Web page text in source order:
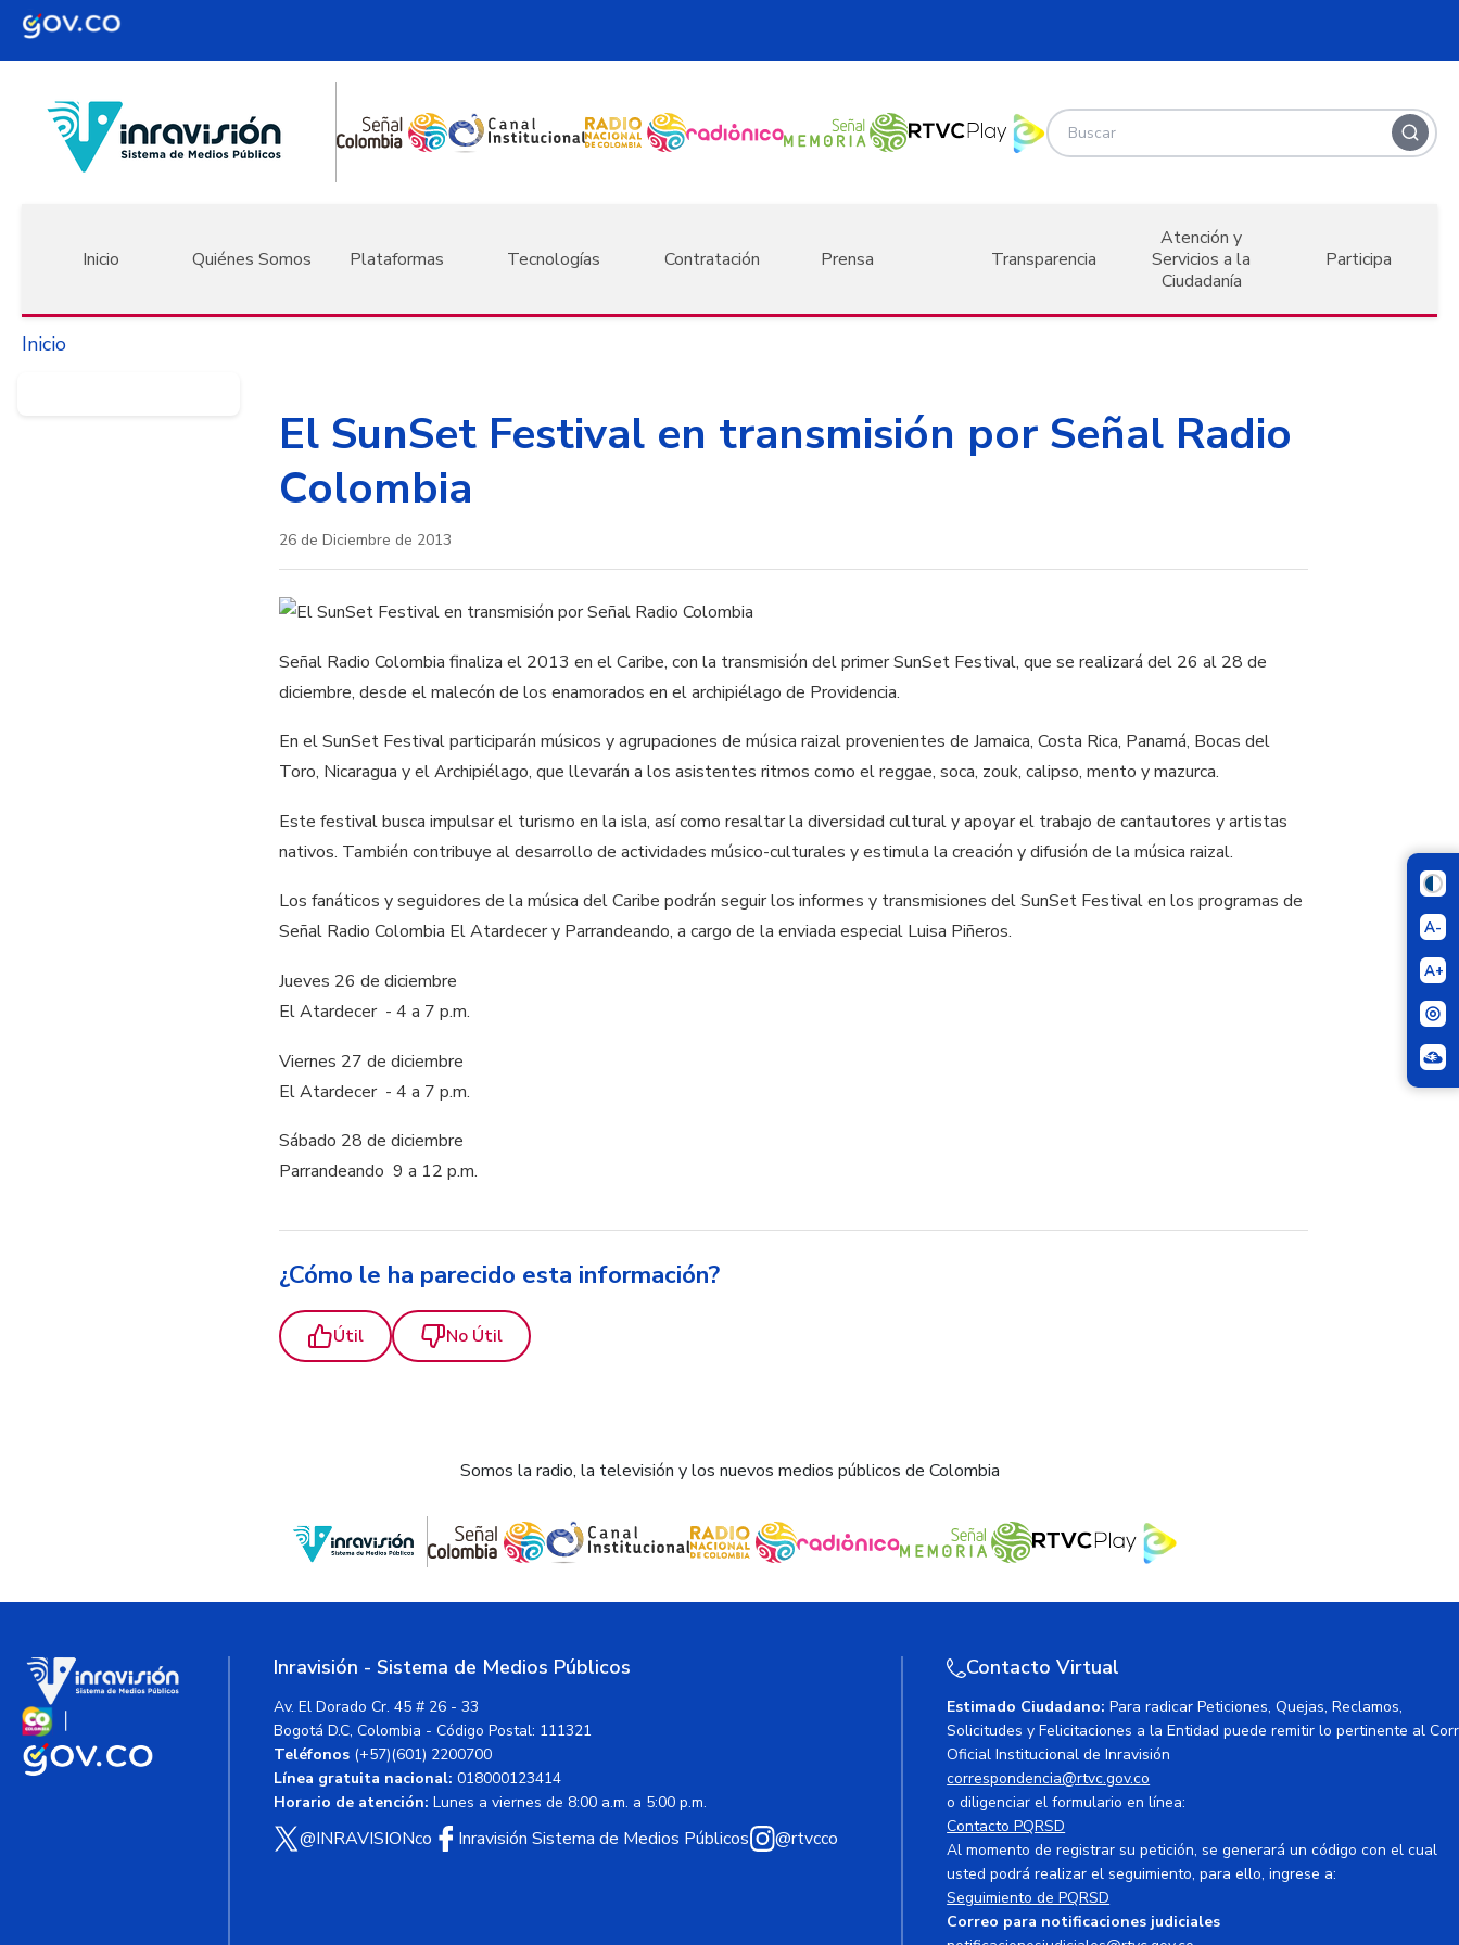
Pasar al contenido principal
Inicio Quiénes Somos Plataformas Tecnologías Contratación Prensa Transparencia
Atención y
Servicios a la
Ciudadanía
Participa
A-
A+
Inicio
El SunSet Festival en transmisión por Señal Radio
Colombia
26 de Diciembre de 2013
Señal Radio Colombia finaliza el 2013 en el Caribe, con la transmisión del primer SunSet Festival, que se realizará del 26 al 28 de
diciembre, desde el malecón de los enamorados en el archipiélago de Providencia.
En el SunSet Festival participarán músicos y agrupaciones de música raizal provenientes de Jamaica, Costa Rica, Panamá, Bocas del
Toro, Nicaragua y el Archipiélago, que llevarán a los asistentes ritmos como el reggae, soca, zouk, calipso, mento y mazurca.
Este festival busca impulsar el turismo en la isla, así como resaltar la diversidad cultural y apoyar el trabajo de cantautores y artistas
nativos. También contribuye al desarrollo de actividades músico-culturales y estimula la creación y difusión de la música raizal.
Los fanáticos y seguidores de la música del Caribe podrán seguir los informes y transmisiones del SunSet Festival en los programas de
Señal Radio Colombia El Atardecer y Parrandeando, a cargo de la enviada especial Luisa Piñeros.
Jueves 26 de diciembre
El Atardecer - 4 a 7 p.m.
Viernes 27 de diciembre
El Atardecer - 4 a 7 p.m.
Sábado 28 de diciembre
Parrandeando  9 a 12 p.m.
¿Cómo le ha parecido esta información?
Útil No Útil
Somos la radio, la televisión y los nuevos medios públicos de Colombia
Inravisión - Sistema de Medios Públicos
Av. El Dorado Cr. 45 # 26 - 33
Bogotá D.C, Colombia - Código Postal: 111321
Teléfonos (+57)(601) 2200700
Línea gratuita nacional: 018000123414
Horario de atención: Lunes a viernes de 8:00 a.m. a 5:00 p.m.
@INRAVISIONco Inravisión Sistema de Medios Públicos @rtvcco
Contacto Virtual
Estimado Ciudadano: Para radicar Peticiones, Quejas, Reclamos,
Solicitudes y Felicitaciones a la Entidad puede remitir lo pertinente al
Oficial Institucional de Inravisión
correspondencia@rtvc.gov.co
o diligenciar el formulario en línea:
Contacto PQRSD
Al momento de registrar su petición, se generará un código con el cual
usted podrá realizar el seguimiento, para ello, ingrese a:
Seguimiento de PQRSD
Correo para notificaciones judiciales